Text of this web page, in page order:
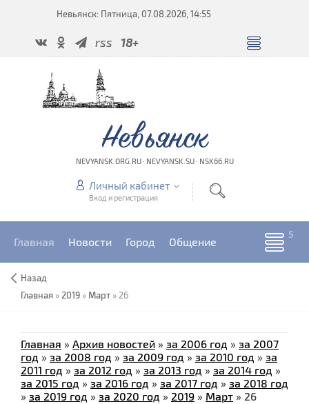
Невьянск: Пятница, 07.08.2026, 14:55
rss 18+
Невьянск
NEVYANSK.ORG.RU · NEVYANSK.SU · NSK66.RU
Личный кабинет
Вход и регистрация
Главная Новости Город Общение
Назад
Главная » 2019 » Март » 26
Главная » Архив новостей » за 2006 год » за 2007
год » за 2008 год » за 2009 год » за 2010 год » за
2011 год » за 2012 год » за 2013 год » за 2014 год »
за 2015 год » за 2016 год » за 2017 год » за 2018 год
» за 2019 год » за 2020 год » 2019 » Март » 26